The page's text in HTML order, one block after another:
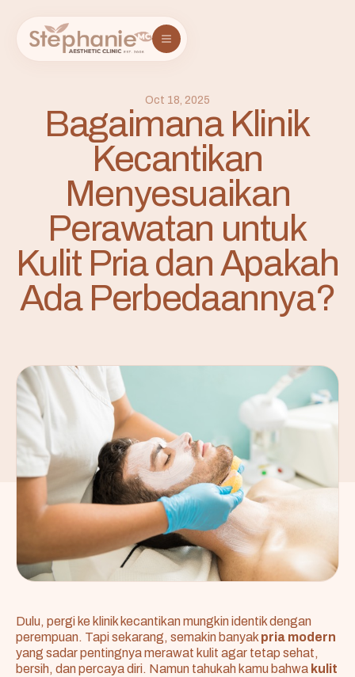
Oct 18, 2025
Bagaimana Klinik
Kecantikan
Menyesuaikan
Perawatan untuk
Kulit Pria dan Apakah
Ada Perbedaannya?
Dulu, pergi ke klinik kecantikan mungkin identik dengan
perempuan. Tapi sekarang, semakin banyak pria modern
yang sadar pentingnya merawat kulit agar tetap sehat,
bersih, dan percaya diri. Namun tahukah kamu bahwa kulit